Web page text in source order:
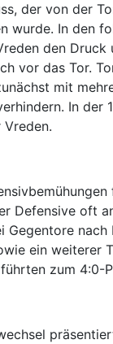
der von der
wurde. In den
den Druck
vor das Tor.
mit
In der
Vreden.
Defensive oft
Gegentore nach
ein weiterer
zum 4:0-